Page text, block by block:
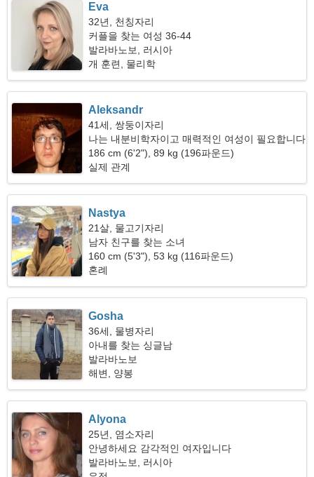
Eva
32년, 천칭자리
커플을 찾는 여성 36-44
발라바노보, 러시아
개 훈련, 물리학
Aleksandr
41세, 쌍둥이자리
나는 내분비학자이고 매력적인 여성이 필요합니다
186 cm (6'2"), 89 kg (196파운드)
실제 관계
Nastya
21살, 물고기자리
남자 친구를 찾는 소녀
160 cm (5'3"), 53 kg (116파운드)
혼례
Gosha
36세, 물병자리
아내를 찾는 싱글남
발라바노보
해변, 양봉
Alyona
25년, 염소자리
안녕하세요 감각적인 여자입니다
발라바노보, 러시아